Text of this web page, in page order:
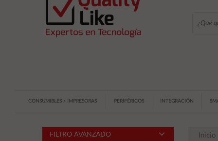
CONSUMIBLES / IMPRESORAS PERIFÉRICOS INTEGRACIÓN
FILTRO AVANZADO Inicio